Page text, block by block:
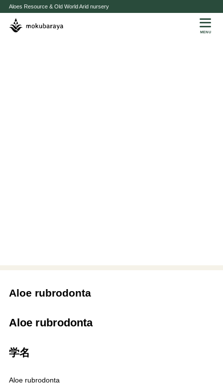
Aloes Resource & Old World Arid nursery
MENU
Aloe rubrodonta
Aloe rubrodonta
学名
Aloe rubrodonta